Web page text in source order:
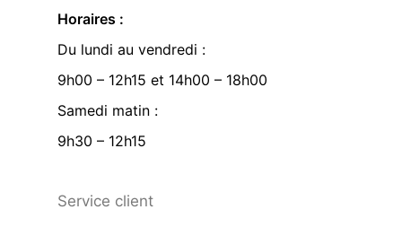
Horaires :
Du lundi au vendredi :
9h00 – 12h15 et 14h00 – 18h00
Samedi matin :
9h30 – 12h15
Service client